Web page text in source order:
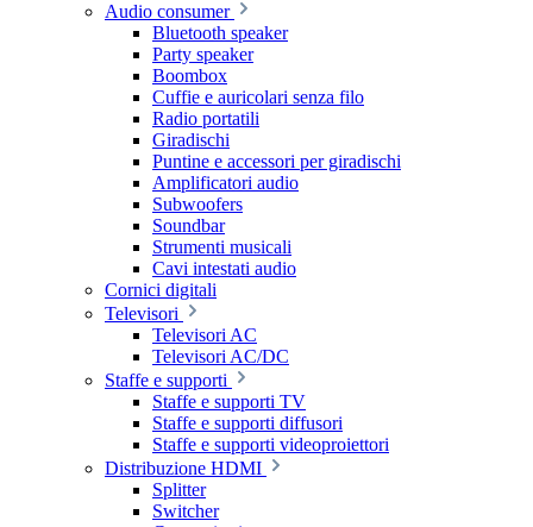
Audio consumer
Bluetooth speaker
Party speaker
Boombox
Cuffie e auricolari senza filo
Radio portatili
Giradischi
Puntine e accessori per giradischi
Amplificatori audio
Subwoofers
Soundbar
Strumenti musicali
Cavi intestati audio
Cornici digitali
Televisori
Televisori AC
Televisori AC/DC
Staffe e supporti
Staffe e supporti TV
Staffe e supporti diffusori
Staffe e supporti videoproiettori
Distribuzione HDMI
Splitter
Switcher